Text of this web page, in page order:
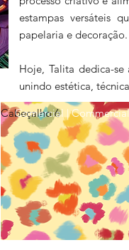
estampas versáteis
papelaria e decoração.
Hoje, Talita dedica-
unindo estética,
Cabeçalho 6
Comercial | Commercial